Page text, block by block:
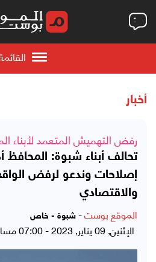
أخبار
رفض التهميش المتعمد لأبناء
تحالف أبناء شبوة: المحافظ
إصلاحات وندعو لرفض
والاقتصادي
الموقع بوست- شبوة - خاص
الإثنين, 09 يناير, 2023 - 07:00 مساءً